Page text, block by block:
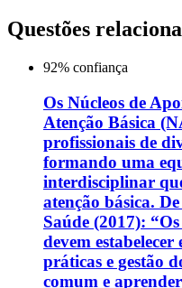
Questões
92% confiança
Os Núcleos de
Atenção Básica
profissionais de
formando uma
interdisciplinar
atenção básica.
Saúde (2017):
devem
práticas e gestão
comum e